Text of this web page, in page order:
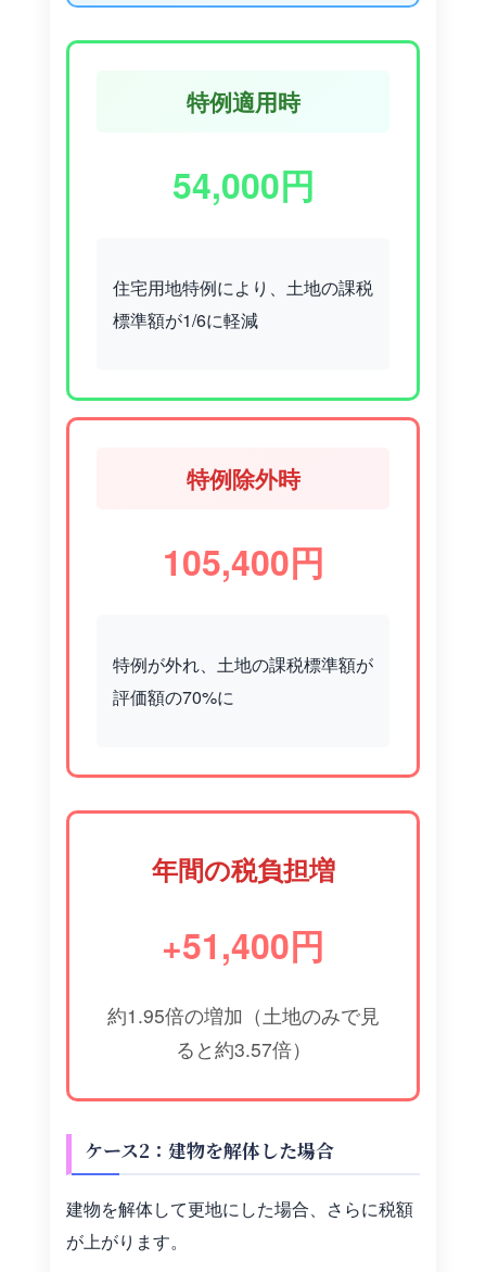
特例適用時
54,000円
住宅用地特例により、土地の課税
標準額が1/6に軽減
特例除外時
105,400円
特例が外れ、土地の課税標準額が
評価額の70%に
年間の税負担増
+51,400円
約1.95倍の増加（土地のみで見
ると約3.57倍）
ケース2：建物を解体した場合
建物を解体して更地にした場合、さらに税額
が上がります。